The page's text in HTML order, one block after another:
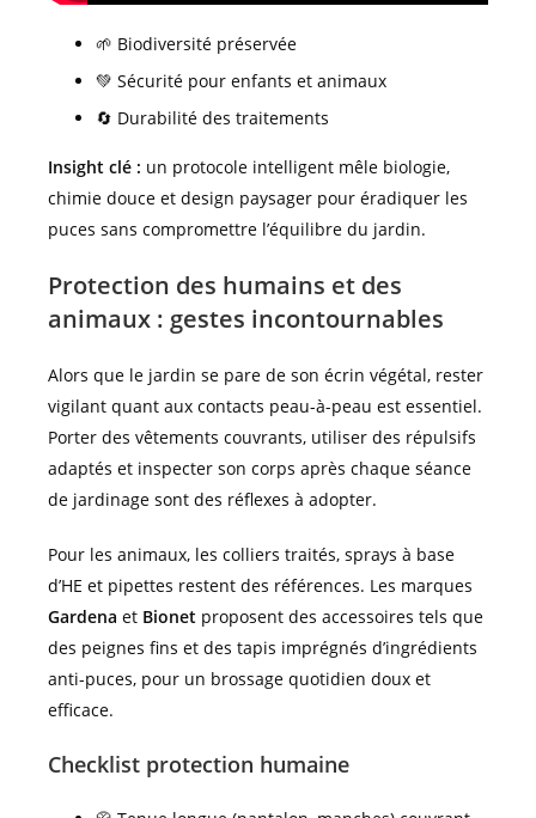
🌱 Biodiversité préservée
💚 Sécurité pour enfants et animaux
🔄 Durabilité des traitements
Insight clé : un protocole intelligent mêle biologie,
chimie douce et design paysager pour éradiquer les
puces sans compromettre l’équilibre du jardin.
Protection des humains et des
animaux : gestes incontournables
Alors que le jardin se pare de son écrin végétal, rester
vigilant quant aux contacts peau-à-peau est essentiel.
Porter des vêtements couvrants, utiliser des répulsifs
adaptés et inspecter son corps après chaque séance
de jardinage sont des réflexes à adopter.
Pour les animaux, les colliers traités, sprays à base
d’HE et pipettes restent des références. Les marques
Gardena et Bionet proposent des accessoires tels que
des peignes fins et des tapis imprégnés d’ingrédients
anti-puces, pour un brossage quotidien doux et
efficace.
Checklist protection humaine